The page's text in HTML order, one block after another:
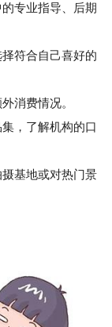
专业指导、后期
符合自己喜好的
消费情况。
，了解机构的口
基地或对热门景